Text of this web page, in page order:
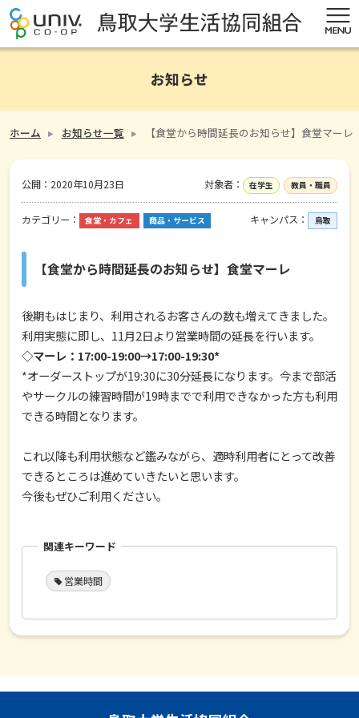
お知らせ
ホーム お知らせ一覧 【食堂から時間延長のお知らせ】食堂マーレ
公開： 2020年10月23日 対象者： 在学生 教員・職員
カテゴリー： 食堂・カフェ 商品・サービス キャンパス： 鳥取
【食堂から時間延長のお知らせ】食堂マーレ
後期もはじまり、利用されるお客さんの数も増えてきました。
利用実態に即し、11月2日より営業時間の延長を行います。
◇マーレ：17:00-19:00→17:00-19:30*
*オーダーストップが19:30に30分延長になります。今まで部活
やサークルの練習時間が19時までで利用できなかった方も利用
できる時間となります。
これ以降も利用状態など鑑みながら、適時利用者にとって改善
できるところは進めていきたいと思います。
今後もぜひご利用ください。
関連キーワード
営業時間